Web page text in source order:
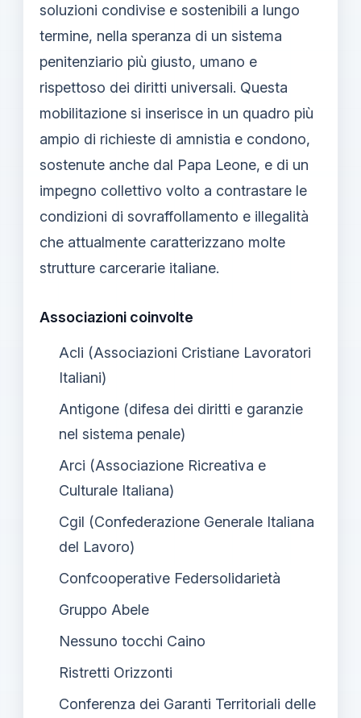
soluzioni condivise e sostenibili a lungo
termine, nella speranza di un sistema
penitenziario più giusto, umano e
rispettoso dei diritti universali. Questa
mobilitazione si inserisce in un quadro più
ampio di richieste di amnistia e condono,
sostenute anche dal Papa Leone, e di un
impegno collettivo volto a contrastare le
condizioni di sovraffollamento e illegalità
che attualmente caratterizzano molte
strutture carcerarie italiane.
Associazioni coinvolte
Acli (Associazioni Cristiane Lavoratori
Italiani)
Antigone (difesa dei diritti e garanzie
nel sistema penale)
Arci (Associazione Ricreativa e
Culturale Italiana)
Cgil (Confederazione Generale Italiana
del Lavoro)
Confcooperative Federsolidarietà
Gruppo Abele
Nessuno tocchi Caino
Ristretti Orizzonti
Conferenza dei Garanti Territoriali delle